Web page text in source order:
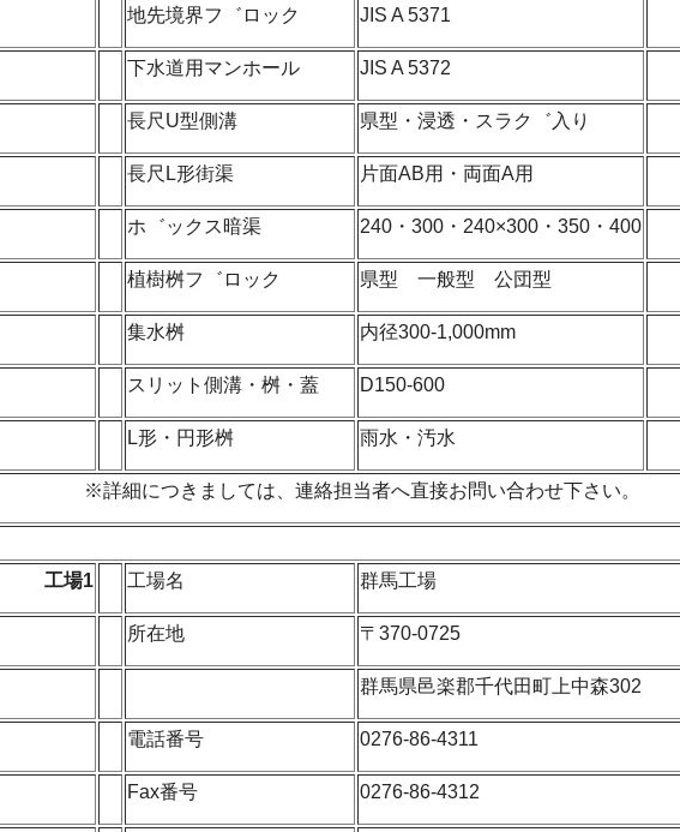
地先境界フ゛ロック JIS A 5371
下水道用マンホール JIS A 5372
長尺U型側溝 県型・浸透・スラク゛入り
長尺L形街渠 片面AB用・両面A用
ホ゛ックス暗渠 240・300・240×300・350・400
植樹桝フ゛ロック 県型 一般型 公団型
集水桝 内径300-1,000mm
スリット側溝・桝・蓋 D150-600
L形・円形桝 雨水・汚水
※詳細につきましては、連絡担当者へ直接お問い合わせ下さい。
工場1 工場名 群馬工場
所在地 〒370-0725
群馬県邑楽郡千代田町上中森302
電話番号 0276-86-4311
Fax番号 0276-86-4312